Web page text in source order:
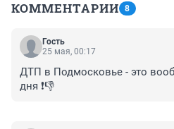
КОММЕНТАРИИ 8
Гость
25 мая, 00:17
ДТП в Подмосковье - это
дня ❗👎